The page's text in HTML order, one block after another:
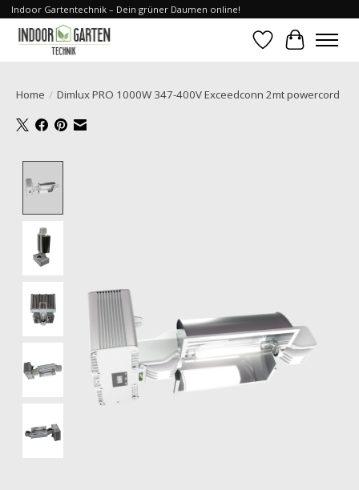
Indoor Gartentechnik – Dein grüner Daumen online!
Verlanglijst
Home / Dimlux PRO 1000W 347-400V Exceedconn 2mt powercord